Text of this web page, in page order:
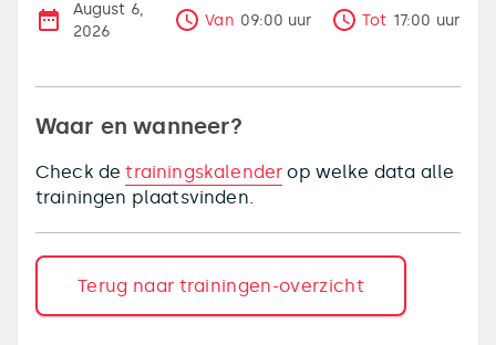
August 6,
2026
Van 09:00 uur Tot 17:00 uur
Waar en wanneer?
Check detrainingskalender op welke data alle
trainingen plaatsvinden.
Terug naar trainingen-overzicht